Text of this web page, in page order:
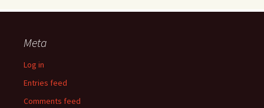
Meta
Log in
Entries feed
Comments feed